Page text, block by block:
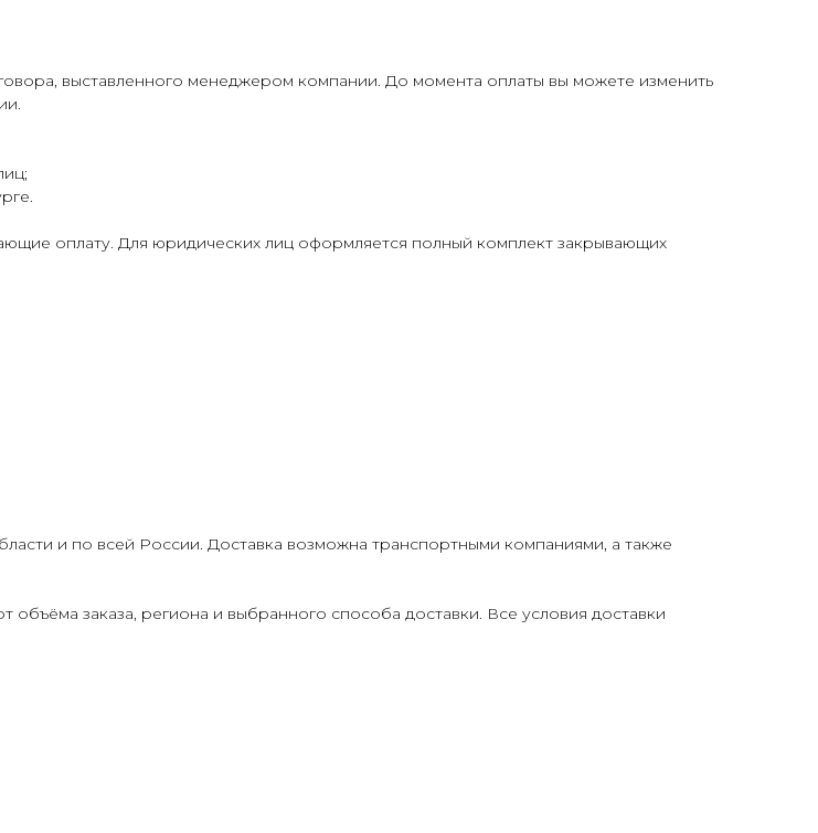
выставленного менеджером компании. До момента оплаты вы можете изменить
оплату. Для юридических лиц оформляется полный комплект закрывающих
и по всей России. Доставка возможна транспортными компаниями, а также
объёма заказа, региона и выбранного способа доставки. Все условия доставки